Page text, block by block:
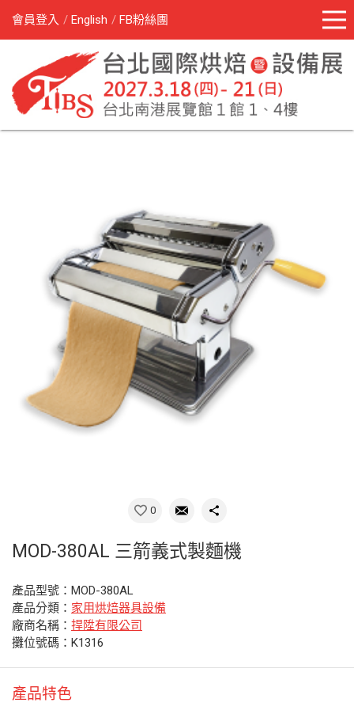
會員登入 English FB粉絲團
0
MOD-380AL 三箭義式製麵機
產品型號：MOD-380AL
產品分類： 家用烘焙器具設備
廠商名稱： 捍陞有限公司
攤位號碼：K1316
產品特色